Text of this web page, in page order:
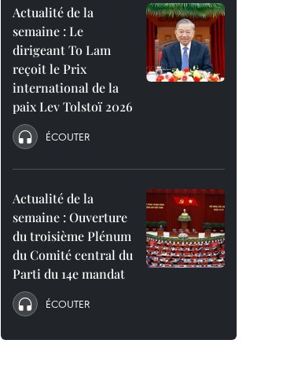
Actualité de la
semaine : Le
dirigeant To Lam
reçoit le Prix
international de la
paix Lev Tolstoï 2026
ÉCOUTER
Actualité de la
semaine : Ouverture
du troisième Plénum
du Comité central du
Parti du 14e mandat
ÉCOUTER